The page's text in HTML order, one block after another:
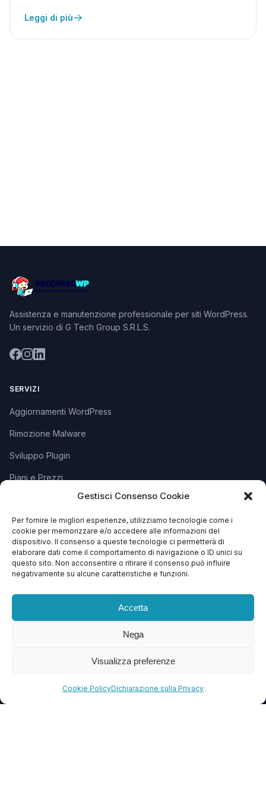
Gestisci Consenso Cookie
Per fornire le migliori esperienze, utilizziamo tecnologie come i
cookie per memorizzare e/o accedere alle informazioni del
dispositivo. Il consenso a queste tecnologie ci permetterà di
elaborare dati come il comportamento di navigazione o ID unici su
questo sito. Non acconsentire o ritirare il consenso può influire
negativamente su alcune caratteristiche e funzioni.
Accetta
Nega
Visualizza preferenze
Cookie PolicyDichiarazione sulla Privacy
Leggi di più
Assistenza e manutenzione professionale per siti WordPress.
Un servizio di G Tech Group S.R.L.S.
SERVIZI
Aggiornamenti WordPress
Rimozione Malware
Sviluppo Plugin
Piani e Prezzi
SUPPORTO
Apri Ticket
Contattaci
+39 0245076840